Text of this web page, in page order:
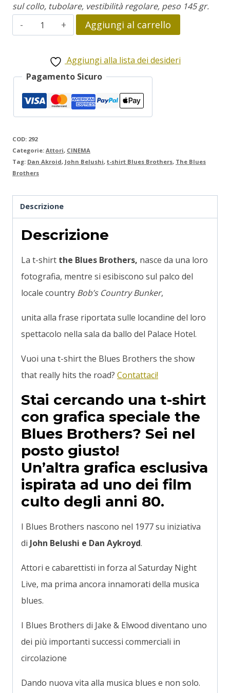
sul collo, tubolare, vestibilità regolare, peso 145 gr.
the
Blues
Brothers
Aggiungi al carrello
Aggiungi alla lista dei desideri
Pagamento Sicuro
COD: 292
Categorie: Attori, CINEMA
Tag: Dan Akroid, John Belushi, t-shirt Blues Brothers, The Blues
Brothers
Descrizione
Descrizione
La t-shirt the Blues Brothers, nasce da una loro
fotografia, mentre si esibiscono sul palco del
locale country Bob’s Country Bunker,
unita alla frase riportata sulle locandine del loro
spettacolo nella sala da ballo del Palace Hotel.
Vuoi una t-shirt the Blues Brothers the show
that really hits the road? Contattaci!
Stai cercando una t-shirt
con grafica speciale the
Blues Brothers? Sei nel
posto giusto!
Un’altra grafica esclusiva
ispirata ad uno dei film
culto degli anni 80.
I Blues Brothers nascono nel 1977 su iniziativa
di John Belushi e Dan Aykroyd.
Attori e cabarettisti in forza al Saturday Night
Live, ma prima ancora innamorati della musica
blues.
I Blues Brothers di Jake & Elwood diventano uno
dei più importanti successi commerciali in
circolazione
Dando nuova vita alla musica blues e non solo.